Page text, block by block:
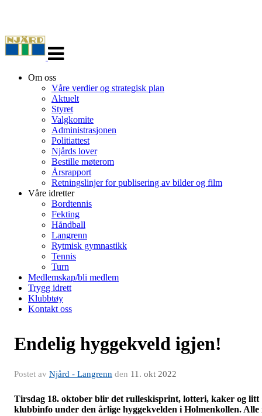
navigasjon
Om oss
Våre verdier og strategisk plan
Aktuelt
Styret
Valgkomite
Administrasjonen
Politiattest
Njårds lover
Bestille møterom
Årsrapport
Retningslinjer for publisering av bilder og film
Våre idretter
Bordtennis
Fekting
Håndball
Langrenn
Rytmisk gymnastikk
Tennis
Turn
Medlemskap/bli medlem
Trygg idrett
Klubbtøy
Kontakt oss
Endelig hyggekveld igjen!
Postet av Njård - Langrenn den 11. okt 2022
Tirsdag 18. oktober blir det rulleskisprint, lotteri, kaker og litt
klubbinfo under den årlige hyggekvelden i Holmenkollen. Alle